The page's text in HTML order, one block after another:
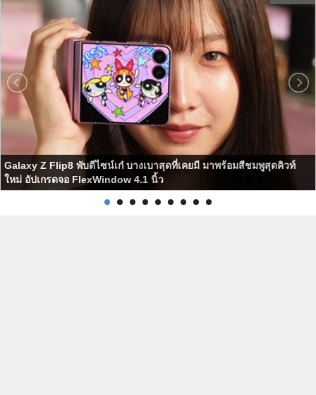
Galaxy Z Flip8 พับดีไซน์เก๋ บางเบาสุดที่เคยมี มาพร้อมสีชมพูสุดคิวท์
ใหม่ อัปเกรดจอ FlexWindow 4.1 นิ้ว